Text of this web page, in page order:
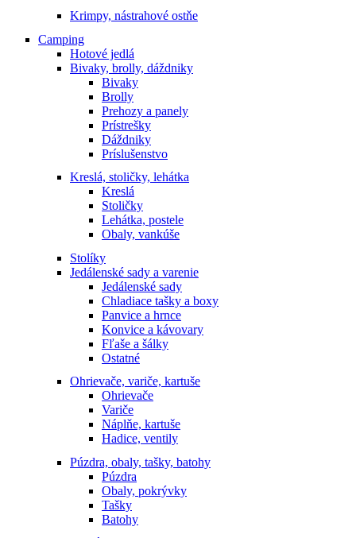
Krimpy, nástrahové ostňe
Camping
Hotové jedlá
Bivaky, brolly, dáždniky
Bivaky
Brolly
Prehozy a panely
Prístrešky
Dáždniky
Príslušenstvo
Kreslá, stoličky, lehátka
Kreslá
Stoličky
Lehátka, postele
Obaly, vankúše
Stolíky
Jedálenské sady a varenie
Jedálenské sady
Chladiace tašky a boxy
Panvice a hrnce
Konvice a kávovary
Fľaše a šálky
Ostatné
Ohrievače, variče, kartuše
Ohrievače
Variče
Náplňe, kartuše
Hadice, ventily
Púzdra, obaly, tašky, batohy
Púzdra
Obaly, pokrývky
Tašky
Batohy